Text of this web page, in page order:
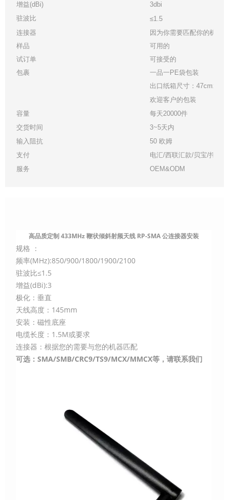
增益(dBi)
3dbi
驻波比
≤1.5
连接器
因为你需要匹配你的机器
样品
可用的
试订单
可接受的
包裹
一品一PE袋包装
出口纸箱尺寸：
欢迎客户的包装
容量
每天20000件
交货时间
3~5天内
输入阻抗
50 欧姆
支付
电汇/西联汇款/贝宝/托管
服务
OEM&ODM
高品质定制 433MHz 鞭状倾斜射频天线 RP-SMA 公连接器安装
规格 ：
频率(MHz):850/900/1800/1900/2100
驻波比≤1.5
增益(dBi):3
极化：垂直
天线高度：145mm
安装：磁性底座
电缆长度：1.5M或要求
连接器：根据您的需要与您的机器匹配
可选：SMA/SMB/CRC9/TS9/MCX/MMCX等，请联系我们